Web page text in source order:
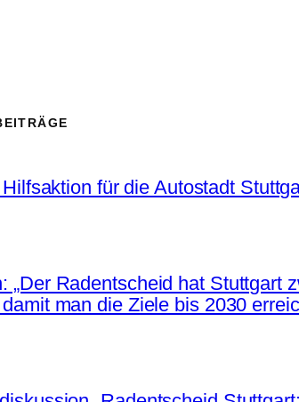
für die Autostadt
„Der Radentscheid hat Stuttgart
man die Ziele bis 2030